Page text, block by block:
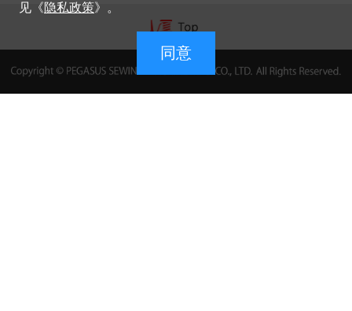
见《隐私政策》。
同意